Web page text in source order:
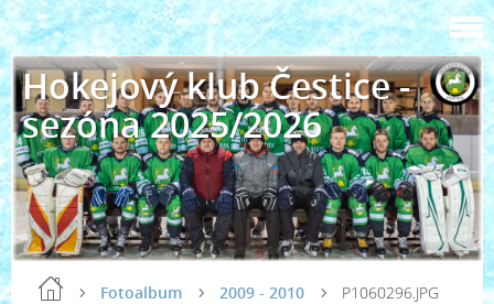
Hokejový klub Čestice -
sezóna 2025/2026
Fotoalbum
2009 - 2010
P1060296.JPG